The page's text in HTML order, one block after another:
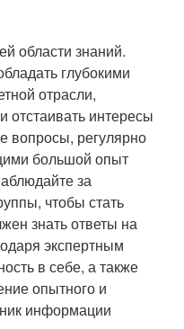
области знаний.
глубокими
отрасли,
отстаивать интересы
вопросы, регулярно
большой опыт
за
чтобы стать
знать ответы на
экспертным
в себе, а также
опытного и
информации